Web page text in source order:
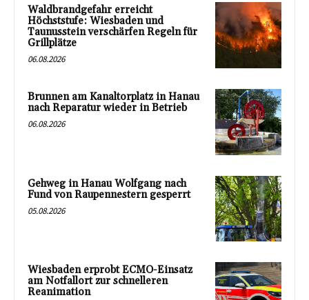
Waldbrandgefahr erreicht
Höchststufe: Wiesbaden und
Taunusstein verschärfen Regeln für
Grillplätze
06.08.2026
Brunnen am Kanaltorplatz in Hanau
nach Reparatur wieder in Betrieb
06.08.2026
Gehweg in Hanau Wolfgang nach
Fund von Raupennestern gesperrt
05.08.2026
Wiesbaden erprobt ECMO-Einsatz
am Notfallort zur schnelleren
Reanimation